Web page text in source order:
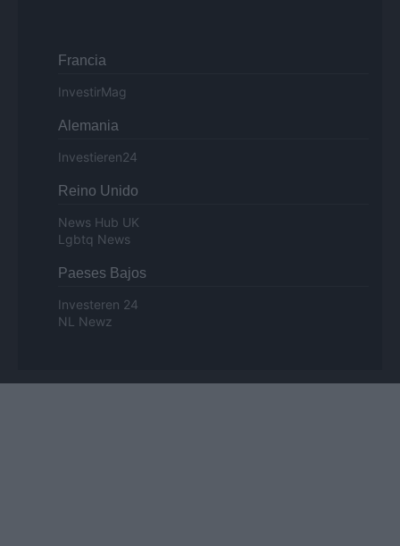
Francia
InvestirMag
Alemania
Investieren24
Reino Unido
News Hub UK
Lgbtq News
Paeses Bajos
Investeren 24
NL Newz